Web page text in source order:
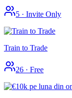
5 · Invite Only
Train to Trade
26 · Free